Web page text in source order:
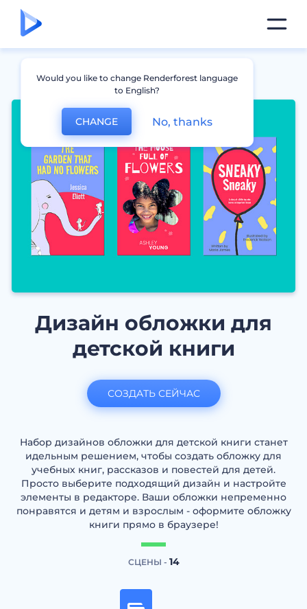
Дизайн обложки для
детской книги
Набор дизайнов обложки для детской книги станет
идельным решением, чтобы создать обложку для
учебных книг, рассказов и повестей для детей.
Просто выберите подходящий дизайн и настройте
элементы в редакторе. Ваши обложки непременно
понравятся и детям и взрослым - оформите обложку
книги прямо в браузере!
СЦЕНЫ - 14
СОЗДАТЬ СЕЙЧАС
Would you like to change Renderforest language
to English?
CHANGE No, thanks